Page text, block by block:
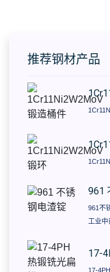
推荐钢材产品
961
961不
工业中
17-
17-